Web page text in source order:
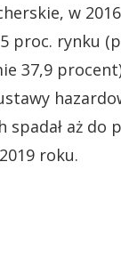
w
proc. rynku
37,9
aż do
roku.